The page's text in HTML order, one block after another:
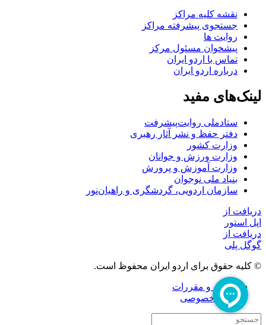
نقشه کلیه مراکز
جستجوی پیشرفته مراکز
روایت ها
پیشخوان مسئول مرکز
تماس با اردو ایران
درباره اردو ایران
لینک‌های مفید
ستاد‌ملی روایت‌پیشرفت
دفتر حفظ و نشر آثار رهبری
وزارت کشور
وزارت ورزش و جوانان
وزارت آموزش و پرورش
بنیاد ملی نوجوان
سازمان اردویی، گردشگری و راهیان‌نور
دریافت از
اپل استور
دریافت از
گوگل پلی
© کلیه حقوق برای اردو ایران محفوظ است.
قوانین و مقررات
حریم خصوصی